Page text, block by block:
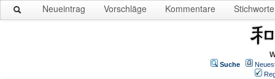
Neueintrag Vorschläge Kommentare Stichworte
Suche